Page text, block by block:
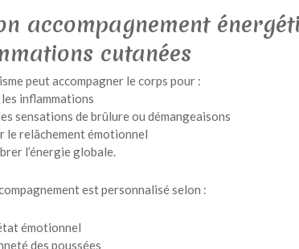
accompagnement
cutanées
peut accompagner le corps pour :
inflammations
sensations de brûlure ou démangeaisons
le relâchement émotionnel
l’énergie globale.
est personnalisé selon :
émotionnel
des poussées